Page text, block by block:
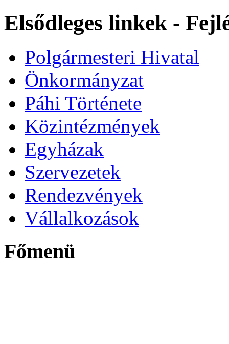
Elsődleges linkek -
Polgármesteri Hivatal
Önkormányzat
Páhi Története
Közintézmények
Egyházak
Szervezetek
Rendezvények
Vállalkozások
Főmenü